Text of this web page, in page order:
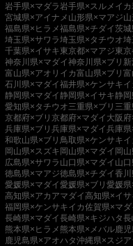
岩手県×マダラ 岩手県×スルメイカ
宮城県×アイナメ 山形県×マアジ
福島県×ヒラメ福島県×チダイ茨城
埼玉県×サワラ埼玉県×タチウオ
千葉県×イサキ東京都×マアジ東
神奈川県×マダイ神奈川県×ブリ
富山県×アオリイカ富山県×ブリ 富
石川県×マダイ福井県×ケンサキイ
静岡県×マダイ静岡県×イサキ静
愛知県×タチウオ三重県×ブリ 三
京都府×ブリ 京都府×マダイ 大阪
兵庫県×ブリ 兵庫県×マダイ兵庫県
和歌山県×ブリ 鳥取県×ケンサキイ
岡山県×スズキ岡山県×マダイ 岡
広島県×サワラ 山口県×マダイ 山
徳島県×マアジ徳島県×チダイ香川
愛媛県×マダイ愛媛県×ブリ 愛媛
高知県×アカアマダイ高知県×イサ
福岡県×ケンサキイカ佐賀県×マダ
長崎県×マダイ長崎県×キジハタ長
熊本県×ヒラメ 熊本県×メバル鹿
鹿児島県×アオハタ沖縄県×スジア